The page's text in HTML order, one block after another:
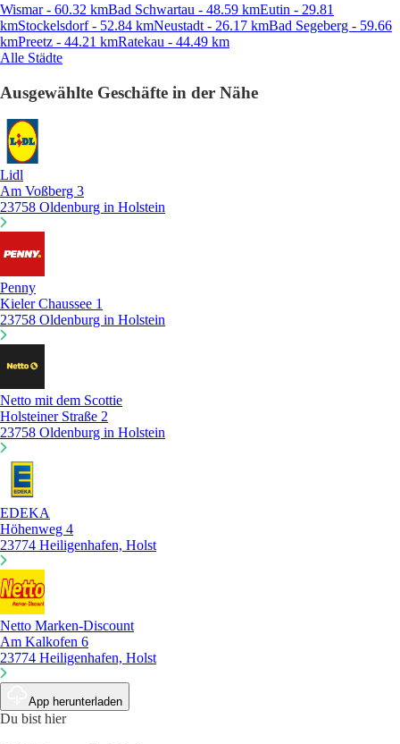
Wismar - 60.32 kmBad Schwartau - 48.59 kmEutin - 29.81
kmStockelsdorf - 52.84 kmNeustadt - 26.17 kmBad Segeberg - 59.66
kmPreetz - 44.21 kmRatekau - 44.49 km
Alle Städte
Ausgewählte Geschäfte in der Nähe
Lidl
Am Voßberg 3
23758 Oldenburg in Holstein
Penny
Kieler Chaussee 1
23758 Oldenburg in Holstein
Netto mit dem Scottie
Holsteiner Straße 2
23758 Oldenburg in Holstein
EDEKA
Höhenweg 4
23774 Heiligenhafen, Holst
Netto Marken-Discount
Am Kalkofen 6
23774 Heiligenhafen, Holst
App herunterladen
Du bist hier